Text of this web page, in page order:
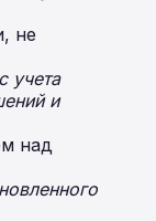
не
учета
и
над